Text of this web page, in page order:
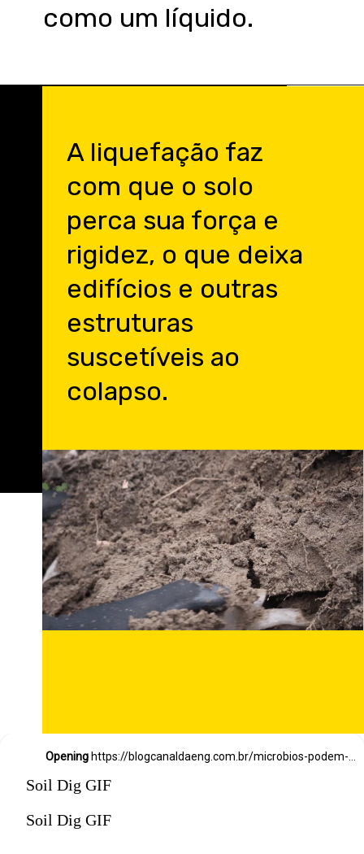
como um líquido.
A liquefação faz
com que o solo
perca sua força e
rigidez, o que deixa
edifícios e outras
estruturas
suscetíveis ao
colapso.
Opening https://blogcanaldaeng.com.br/microbios-podem-ajudar-a-evitar-o-colapso-de-edificios-durante-terremotos/
Soil Dig GIF
Soil Dig GIF